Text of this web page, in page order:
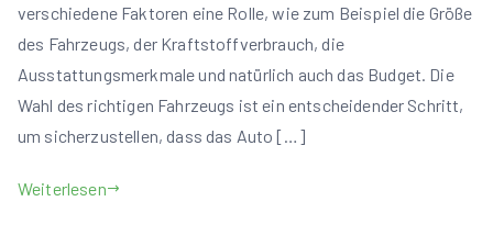
verschiedene Faktoren eine Rolle, wie zum Beispiel die Größe
des Fahrzeugs, der Kraftstoffverbrauch, die
Ausstattungsmerkmale und natürlich auch das Budget. Die
Wahl des richtigen Fahrzeugs ist ein entscheidender Schritt,
um sicherzustellen, dass das Auto […]
Weiterlesen